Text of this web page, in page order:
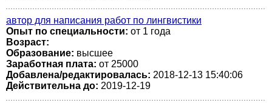
автор для написания работ по лингвистики
Опыт по специальности: от 1 года
Возраст:
Образование: высшее
Заработная плата: от 25000
Добавлена/редактировалась: 2018-12-13 15:40:06
Действительна до: 2019-12-19